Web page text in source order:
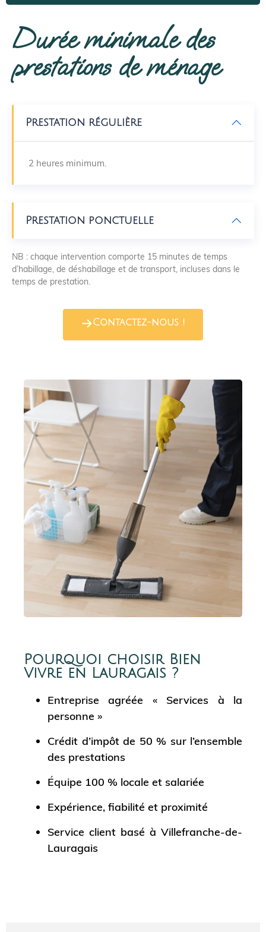
Durée minimale des
prestations de ménage
Prestation régulière
2 heures minimum.
Prestation ponctuelle
NB : chaque intervention comporte 15 minutes de temps
d’habillage, de déshabillage et de transport, incluses dans le
temps de prestation.
Contactez-nous !
Pourquoi choisir Bien
Vivre en Lauragais ?
Entreprise agréée « Services à la
personne »
Crédit d’impôt de 50 % sur l’ensemble
des prestations
Équipe 100 % locale et salariée
Expérience, fiabilité et proximité
Service client basé à Villefranche-de-
Lauragais